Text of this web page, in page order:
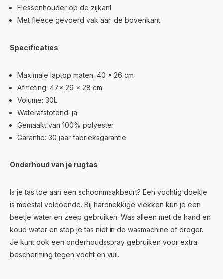
Flessenhouder op de zijkant
Met fleece gevoerd vak aan de bovenkant
Specificaties
Maximale laptop maten: 40 x 26 cm
Afmeting: 47x 29 x 28 cm
Volume: 30L
Waterafstotend: ja
Gemaakt van 100% polyester
Garantie: 30 jaar fabrieksgarantie
Onderhoud van je rugtas
Is je tas toe aan een schoonmaakbeurt? Een vochtig doekje
is meestal voldoende. Bij hardnekkige vlekken kun je een
beetje water en zeep gebruiken. Was alleen met de hand en
koud water en stop je tas niet in de wasmachine of droger.
Je kunt ook een onderhoudsspray gebruiken voor extra
bescherming tegen vocht en vuil.